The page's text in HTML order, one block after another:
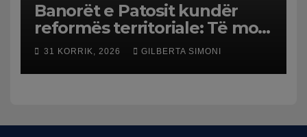
Banorët e Patosit kundër
reformës territoriale: Të mos
humbasim identitetin e
31 KORRIK, 2026 GILBERTA SIMONI